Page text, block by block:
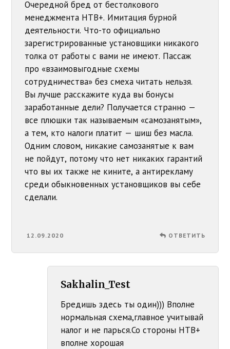
Очередной бред от бестолкового
менеджмента НТВ+. Имитация бурной
деятельности. Что-то официально
зарегистрированные установщики никакого
толка от работы с вами не имеют. Пассаж
про «взаимовыгодные схемы
сотрудничества» без смеха читать нельзя.
Вы лучше расскажите куда вы бонусы
заработанные дели? Получается странно —
все плюшки так называемым «самозанятым»,
а тем, кто налоги платит — шиш без масла.
Одним словом, никакие самозанятые к вам
не пойдут, потому что нет никаких гарантий
что вы их также не кините, а антирекламу
среди обыкновенных установщиков вы себе
сделали.
12.09.2020 ОТВЕТИТЬ
Sakhalin_Test
Бредишь здесь ты один))) Вполне
нормальная схема,главное учитывай
налог и не парься.Со стороны НТВ+
вполне хорошая